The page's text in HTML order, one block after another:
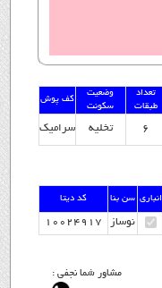
تعداد
طبقات
وضعیت
سکونت
کف پوش
6 تخلیه سرامیک
انباری سن بنا کد دیتا
نوساز 10024917
مشاور شما نجفی :